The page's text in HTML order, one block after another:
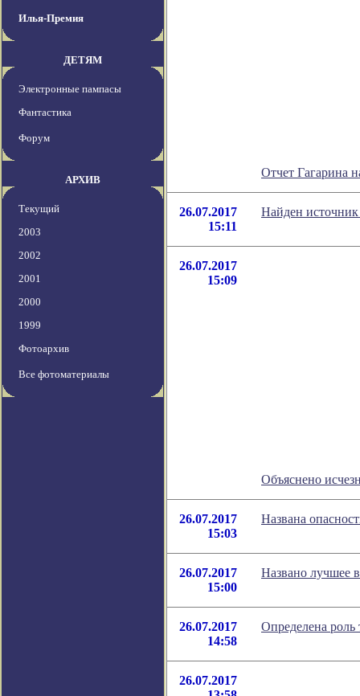
Илья-Премия
ДЕТЯМ
Электронные пампасы
Фантастика
Форум
АРХИВ
Текущий
2003
2002
2001
2000
1999
Фотоархив
Все фотоматериалы
Отчет Гагарина
26.07.2017
15:11
Найден источник
26.07.2017
15:09
Объяснено
26.07.2017
15:03
Названа
26.07.2017
15:00
Названо лучшее
26.07.2017
14:58
Определена
26.07.2017